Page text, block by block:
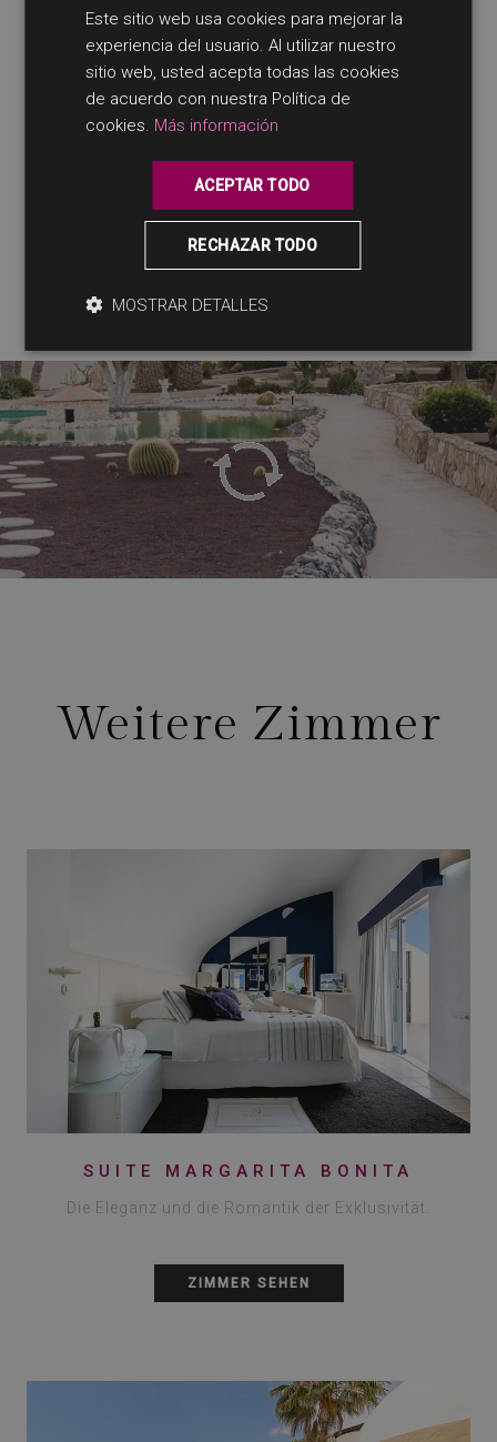
Fernseher
* gegen Aufpreis
Weitere Zimmer
SUITE MARGARITA BONITA
Die Eleganz und die Romantik der Exklusivität.
ZIMMER SEHEN
SPANISH
ENGLISH
Este sitio web usa cookies para mejorar la
experiencia del usuario. Al utilizar nuestro
sitio web, usted acepta todas las cookies
de acuerdo con nuestra Política de
cookies. Más información
ACEPTAR TODO
RECHAZAR TODO
MOSTRAR DETALLES